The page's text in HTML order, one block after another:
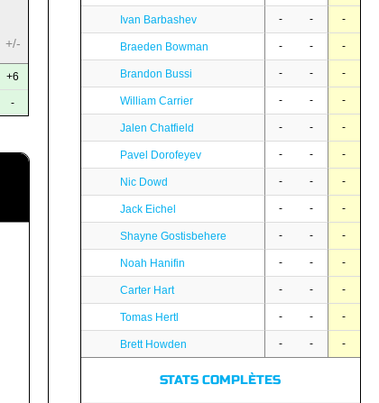
+/-
+6
-
Ivan Barbashev - - -
Braeden Bowman - - -
Brandon Bussi - - -
William Carrier - - -
Jalen Chatfield - - -
Pavel Dorofeyev - - -
Nic Dowd - - -
Jack Eichel - - -
Shayne Gostisbehere - - -
Noah Hanifin - - -
Carter Hart - - -
Tomas Hertl - - -
Brett Howden - - -
STATS COMPLÈTES